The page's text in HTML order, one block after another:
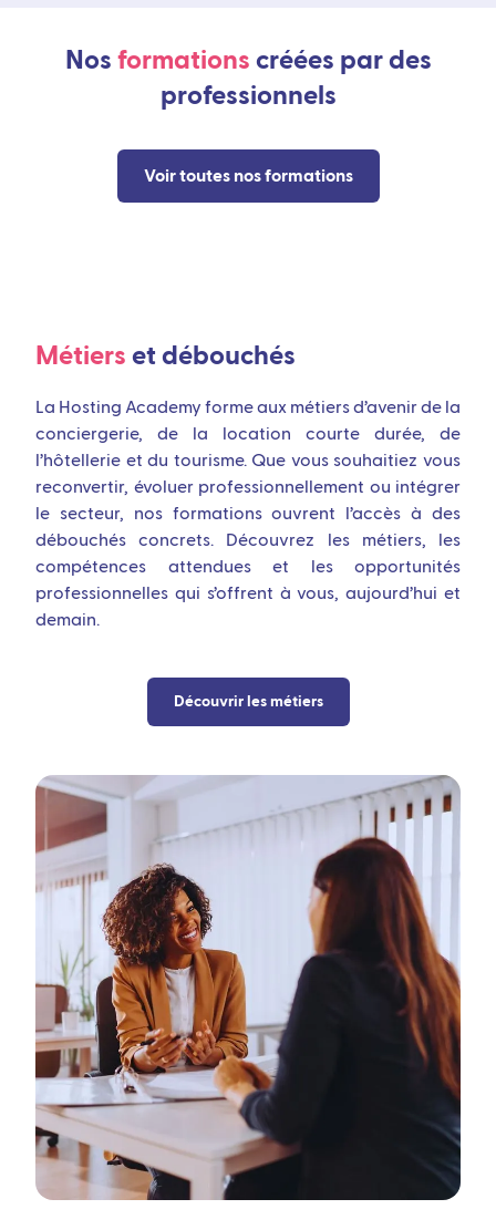
Nos formations créées par des
professionnels
Voir toutes nos formations
Métiers et débouchés
La Hosting Academy forme aux métiers d’avenir de la
conciergerie, de la location courte durée, de
l’hôtellerie et du tourisme. Que vous souhaitiez vous
reconvertir, évoluer professionnellement ou intégrer
le secteur, nos formations ouvrent l’accès à des
débouchés concrets. Découvrez les métiers, les
compétences attendues et les opportunités
professionnelles qui s’offrent à vous, aujourd’hui et
demain.
Découvrir les métiers